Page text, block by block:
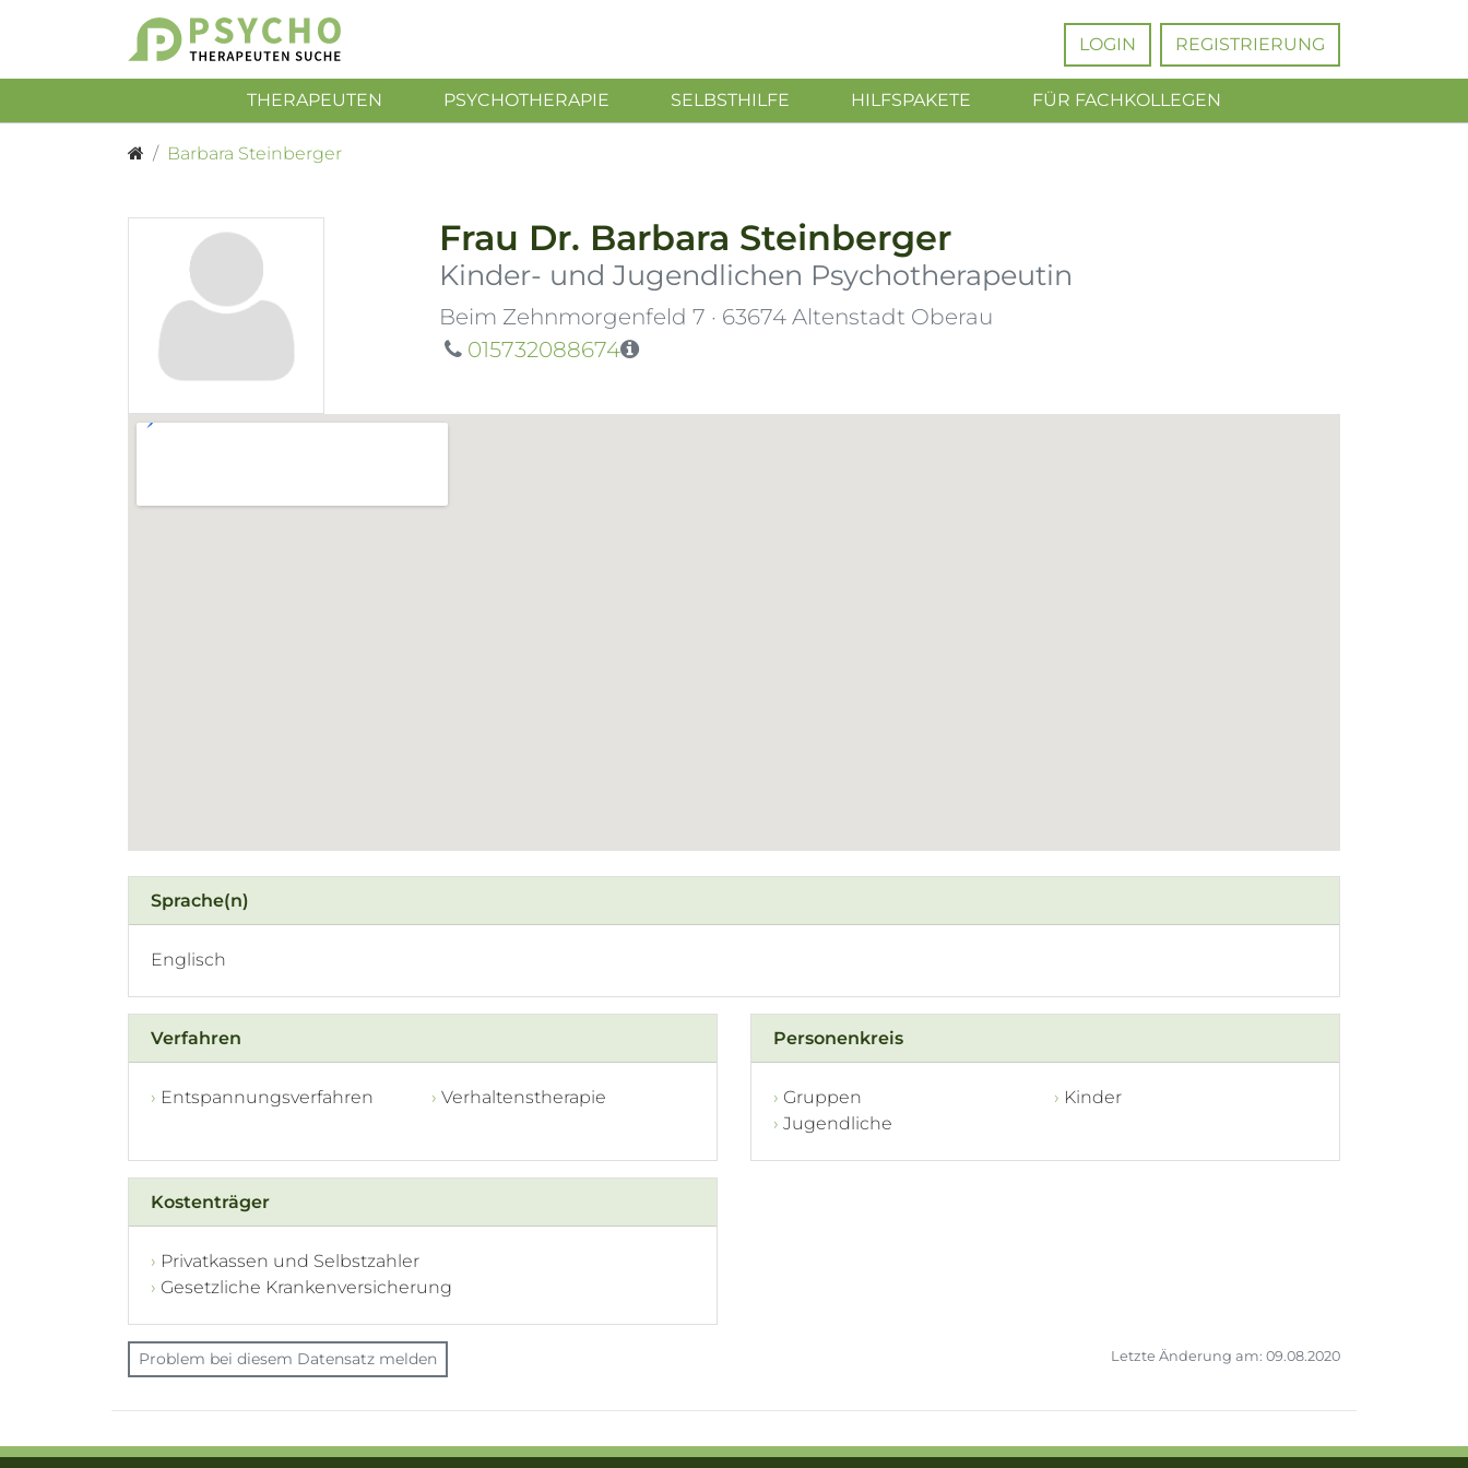
LOGIN REGISTRIERUNG
THERAPEUTEN PSYCHOTHERAPIE SELBSTHILFE HILFSPAKETE FÜR FACHKOLLEGEN
Barbara Steinberger
Frau Dr. Barbara Steinberger
Kinder- und Jugendlichen Psychotherapeutin
Beim Zehnmorgenfeld 7 · 63674 Altenstadt Oberau
015732088674
Sprache(n)
Englisch
Verfahren
Entspannungsverfahren Verhaltenstherapie
Personenkreis
Gruppen
Jugendliche
Kinder
Kostenträger
Privatkassen und Selbstzahler
Gesetzliche Krankenversicherung
Problem bei diesem Datensatz melden Letzte Änderung am: 09.08.2020